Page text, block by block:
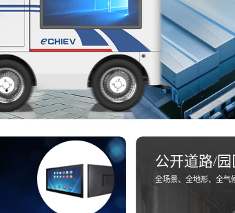
公开道路/
全场景、全地形、全气